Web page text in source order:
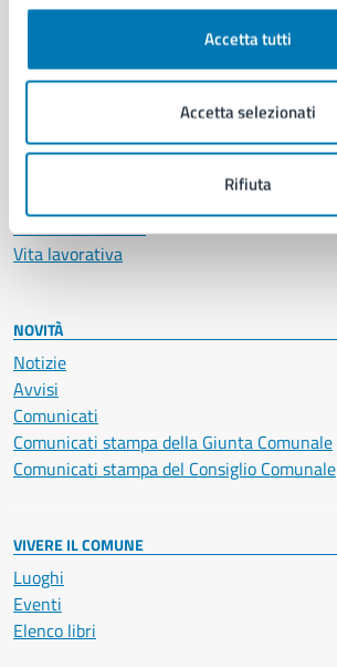
Accetta tutti
Accetta selezionati
Rifiuta
Anagrafe e stato civile
Cultura e tempo libero
Educazione e formazione
Giustizia e sicurezza pubblica
Servizi Cimiteriali
Vita lavorativa
NOVITÀ
Notizie
Avvisi
Comunicati
Comunicati stampa della Giunta Comunale
Comunicati stampa del Consiglio Comunale
VIVERE IL COMUNE
Luoghi
Eventi
Elenco libri